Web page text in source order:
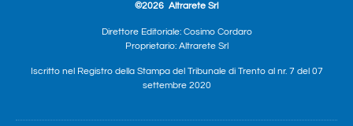
©2026 Altrarete Srl
Direttore Editoriale: Cosimo Cordaro
Proprietario: Altrarete Srl
Iscritto nel Registro della Stampa del Tribunale di Trento al nr. 7 del 07
settembre 2020